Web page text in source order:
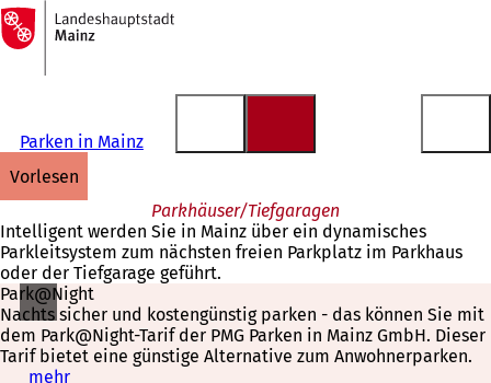
Inhalt anspringen
Zur
Startseite
Parken in Mainz
vorlesen
Parkhäuser/Tiefgaragen
Intelligent werden Sie in Mainz über ein dynamisches
Parkleitsystem zum nächsten freien Parkplatz im Parkhaus
oder der Tiefgarage geführt.
Park@Night
Nachts sicher und kostengünstig parken - das können Sie mit
dem Park@Night-Tarif der PMG Parken in Mainz GmbH. Dieser
Tarif bietet eine günstige Alternative zum Anwohnerparken.
mehr(